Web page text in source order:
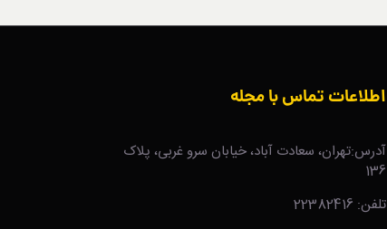
اطلاعات تماس با مجله
آدرس:تهران، سعادت آباد، خیابان سرو غربی، پلاک
136
تلفن: 22382416